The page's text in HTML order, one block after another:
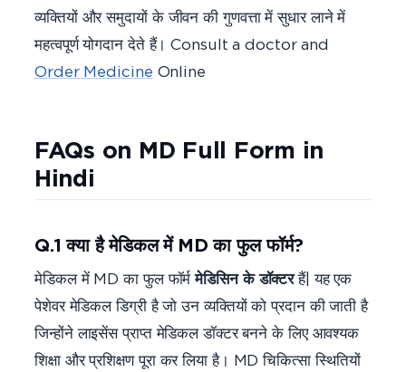
व्यक्तियों और समुदायों के जीवन की गुणवत्ता में सुधार लाने में
महत्वपूर्ण योगदान देते हैं। Consult a doctor and
Order Medicine Online
FAQs on MD Full Form in
Hindi
Q.1 क्या है मेडिकल में MD का फुल फॉर्म?
मेडिकल में MD का फुल फॉर्ममेडिसिन के डॉक्टरहैं| यह एक
पेशेवर मेडिकल डिग्री है जो उन व्यक्तियों को प्रदान की जाती है
जिन्होंने लाइसेंस प्राप्त मेडिकल डॉक्टर बनने के लिए आवश्यक
शिक्षा और प्रशिक्षण पूरा कर लिया है। MD चिकित्सा स्थितियों